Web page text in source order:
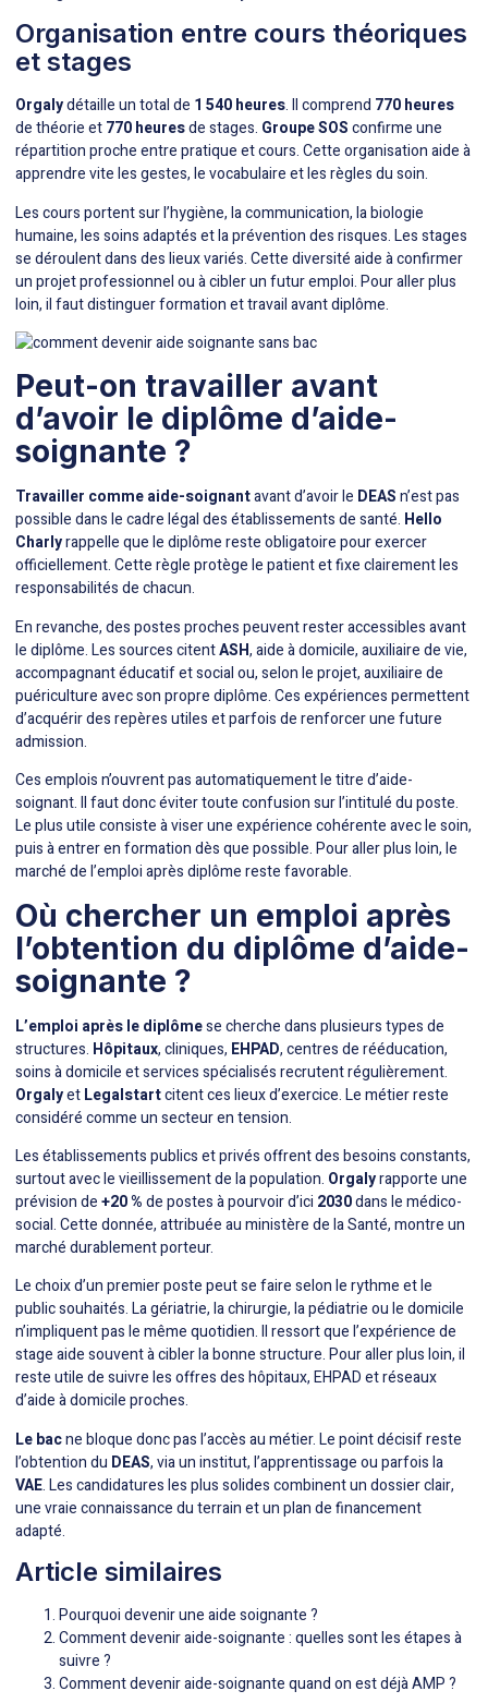
Organisation entre cours théoriques
et stages
Orgalydétaille un total de 1 540 heures. Il comprend 770 heures
de théorie et770 heuresde stages. Groupe SOSconfirme une
répartition proche entre pratique et cours. Cette organisation aide à
apprendre vite les gestes, le vocabulaire et les règles du soin.
Les cours portent sur l’hygiène, la communication, la biologie
humaine, les soins adaptés et la prévention des risques. Les stages
se déroulent dans des lieux variés. Cette diversité aide à confirmer
un projet professionnel ou à cibler un futur emploi. Pour aller plus
loin, il faut distinguer formation et travail avant diplôme.
Peut-on travailler avant
d’avoir le diplôme d’aide-
soignante ?
Travailler comme aide-soignantavant d’avoir le DEASn’est pas
possible dans le cadre légal des établissements de santé. Hello
Charlyrappelle que le diplôme reste obligatoire pour exercer
officiellement. Cette règle protège le patient et fixe clairement les
responsabilités de chacun.
En revanche, des postes proches peuvent rester accessibles avant
le diplôme. Les sources citentASH, aide à domicile, auxiliaire de vie,
accompagnant éducatif et social ou, selon le projet,auxiliaire de
puériculture avec son propre diplôme. Ces expériences permettent
d’acquérir des repères utiles et parfois de renforcer une future
admission.
Ces emplois n’ouvrent pas automatiquement le titre d’aide-
soignant. Il faut donc éviter toute confusion sur l’intitulé du poste.
Le plus utile consiste à viser une expérience cohérente avec le soin,
puis à entrer en formation dès que possible. Pour aller plus loin,le
marché de l’emploi après diplômereste favorable.
Où chercher un emploi après
l’obtention du diplôme d’aide-
soignante ?
L’emploi après le diplômese cherche dans plusieurs types de
structures. Hôpitaux, cliniques, EHPAD, centres de rééducation,
soins à domicile et services spécialisés recrutent régulièrement.
OrgalyetLegalstartcitent ces lieux d’exercice. Le métier reste
considéré comme un secteur en tension.
Les établissements publics et privés offrent des besoins constants,
surtout avec le vieillissement de la population. Orgalyrapporte une
prévision de+20 %de postes à pourvoir d’ici 2030dans le médico-
social. Cette donnée, attribuée au ministère de la Santé, montre un
marché durablement porteur.
Le choix d’un premier poste peut se faire selon le rythme et le
public souhaités. La gériatrie, la chirurgie, la pédiatrie ou le domicile
n’impliquent pas le même quotidien. Il ressort que l’expérience de
stage aide souvent à cibler la bonne structure. Pour aller plus loin, il
reste utile de suivre les offres des hôpitaux, EHPAD et réseaux
d’aide à domicile proches.
Le bacne bloque donc pas l’accès au métier. Le point décisif reste
l’obtention du DEAS, via un institut, l’apprentissage ou parfois la
VAE. Les candidatures les plus solides combinent un dossier clair,
une vraie connaissance du terrain et un plan de financement
adapté.
Article similaires
Pourquoi devenir une aide soignante ?
Comment devenir aide-soignante : quelles sont les étapes à
suivre ?
Comment devenir aide-soignante quand on est déjà AMP ?